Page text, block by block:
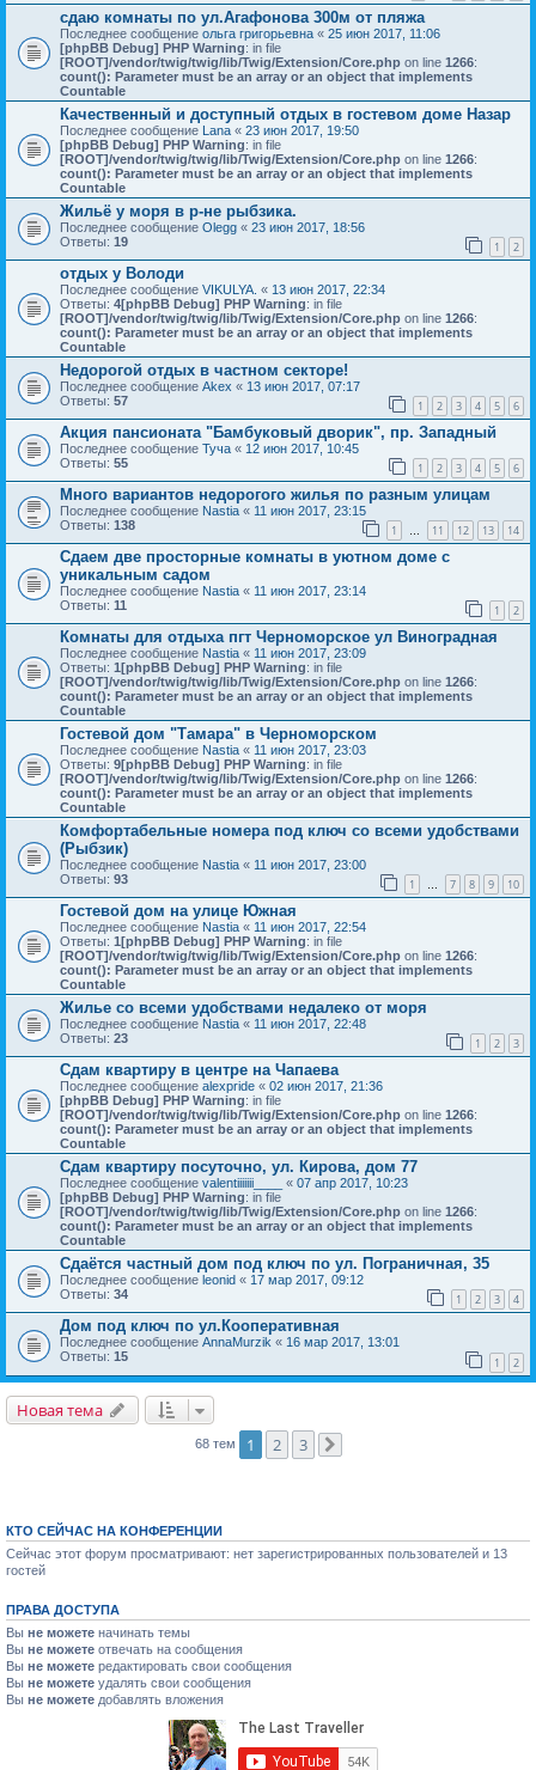
сдаю комнаты по ул.Агафонова 300м от пляжа
Последнее сообщение ольга григорьевна « 25 июн 2017, 11:06
[phpBB Debug] PHP Warning: in file
[ROOT]/vendor/twig/twig/lib/Twig/Extension/Core.php on line 1266:
count(): Parameter must be an array or an object that implements
Countable
Качественный и доступный отдых в гостевом доме Назар
Последнее сообщение Lana « 23 июн 2017, 19:50
[phpBB Debug] PHP Warning: in file
[ROOT]/vendor/twig/twig/lib/Twig/Extension/Core.php on line 1266:
count(): Parameter must be an array or an object that implements
Countable
Жильё у моря в р-не рыбзика.
Последнее сообщение Olegg « 23 июн 2017, 18:56
Ответы: 19 1 2
отдых у Володи
Последнее сообщение VIKULYA. « 13 июн 2017, 22:34
Ответы: 4[phpBB Debug] PHP Warning: in file
[ROOT]/vendor/twig/twig/lib/Twig/Extension/Core.php on line 1266:
count(): Parameter must be an array or an object that implements
Countable
Недорогой отдых в частном секторе!
Последнее сообщение Akex « 13 июн 2017, 07:17
Ответы: 57 1 2 3 4 5 6
Акция пансионата "Бамбуковый дворик", пр. Западный
Последнее сообщение Туча « 12 июн 2017, 10:45
Ответы: 55 1 2 3 4 5 6
Много вариантов недорогого жилья по разным улицам
Последнее сообщение Nastia « 11 июн 2017, 23:15
Ответы: 138 1 … 11 12 13 14
Сдаем две просторные комнаты в уютном доме с
уникальным садом
Последнее сообщение Nastia « 11 июн 2017, 23:14
Ответы: 11 1 2
Комнаты для отдыха пгт Черноморское ул Виноградная
Последнее сообщение Nastia « 11 июн 2017, 23:09
Ответы: 1[phpBB Debug] PHP Warning: in file
[ROOT]/vendor/twig/twig/lib/Twig/Extension/Core.php on line 1266:
count(): Parameter must be an array or an object that implements
Countable
Гостевой дом "Тамара" в Черноморском
Последнее сообщение Nastia « 11 июн 2017, 23:03
Ответы: 9[phpBB Debug] PHP Warning: in file
[ROOT]/vendor/twig/twig/lib/Twig/Extension/Core.php on line 1266:
count(): Parameter must be an array or an object that implements
Countable
Комфортабельные номера под ключ со всеми удобствами
(Рыбзик)
Последнее сообщение Nastia « 11 июн 2017, 23:00
Ответы: 93 1 … 7 8 9 10
Гостевой дом на улице Южная
Последнее сообщение Nastia « 11 июн 2017, 22:54
Ответы: 1 [phpBB Debug] PHP Warning: in file
[ROOT]/vendor/twig/twig/lib/Twig/Extension/Core.php on line 1266:
count(): Parameter must be an array or an object that implements
Countable
Жилье со всеми удобствами недалеко от моря
Последнее сообщение Nastia « 11 июн 2017, 22:48
Ответы: 23 1 2 3
Сдам квартиру в центре на Чапаева
Последнее сообщение alexpride « 02 июн 2017, 21:36
[phpBB Debug] PHP Warning: in file
[ROOT]/vendor/twig/twig/lib/Twig/Extension/Core.php on line 1266:
count(): Parameter must be an array or an object that implements
Countable
Сдам квартиру посуточно, ул. Кирова, дом 77
Последнее сообщение valentiiiiiii____ « 07 апр 2017, 10:23
[phpBB Debug] PHP Warning: in file
[ROOT]/vendor/twig/twig/lib/Twig/Extension/Core.php on line 1266:
count(): Parameter must be an array or an object that implements
Countable
Сдаётся частный дом под ключ по ул. Пограничная, 35
Последнее сообщение leonid « 17 мар 2017, 09:12
Ответы: 34 1 2 3 4
Дом под ключ по ул.Кооперативная
Последнее сообщение AnnaMurzik « 16 мар 2017, 13:01
Ответы: 15 1 2
Новая тема
68 тем 1 2 3
КТО СЕЙЧАС НА КОНФЕРЕНЦИИ
Сейчас этот форум просматривают: нет зарегистрированных пользователей и 13
гостей
ПРАВА ДОСТУПА
Вы не можете начинать темы
Вы не можете отвечать на сообщения
Вы не можете редактировать свои сообщения
Вы не можете удалять свои сообщения
Вы не можете добавлять вложения